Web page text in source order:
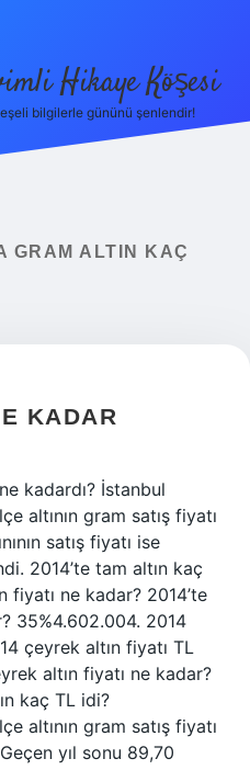
Hikaye Köşesi
bilgilerle gününü şenlendir!
GRAM ALTIN KAÇ
KADAR
kadardı? İstanbul
altının gram satış fiyatı
satış fiyatı ise
2014’te tam altın kaç
fiyatı ne kadar? 2014’te
35%4.602.004. 2014
çeyrek altın fiyatı TL
altın fiyatı ne kadar?
kaç TL idi?
altının gram satış fiyatı
yıl sonu 89,70